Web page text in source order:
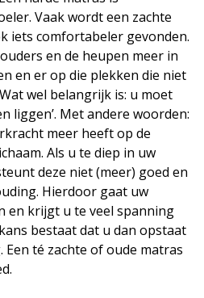
Vaak wordt een zachte
iets comfortabeler gevonden.
en de heupen meer in
en er op die plekken die niet
wel belangrijk is: u moet
liggen’. Met andere woorden:
meer heeft op de
Als u te diep in uw
deze niet (meer) goed en
Hierdoor gaat uw
en krijgt u te veel spanning
bestaat dat u dan opstaat
té zachte of oude matras